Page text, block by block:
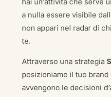
a nulla essere visibile
non appari nel radar di
te.
Attraverso una strategia
posizioniamo il tuo
avvengono le decisioni